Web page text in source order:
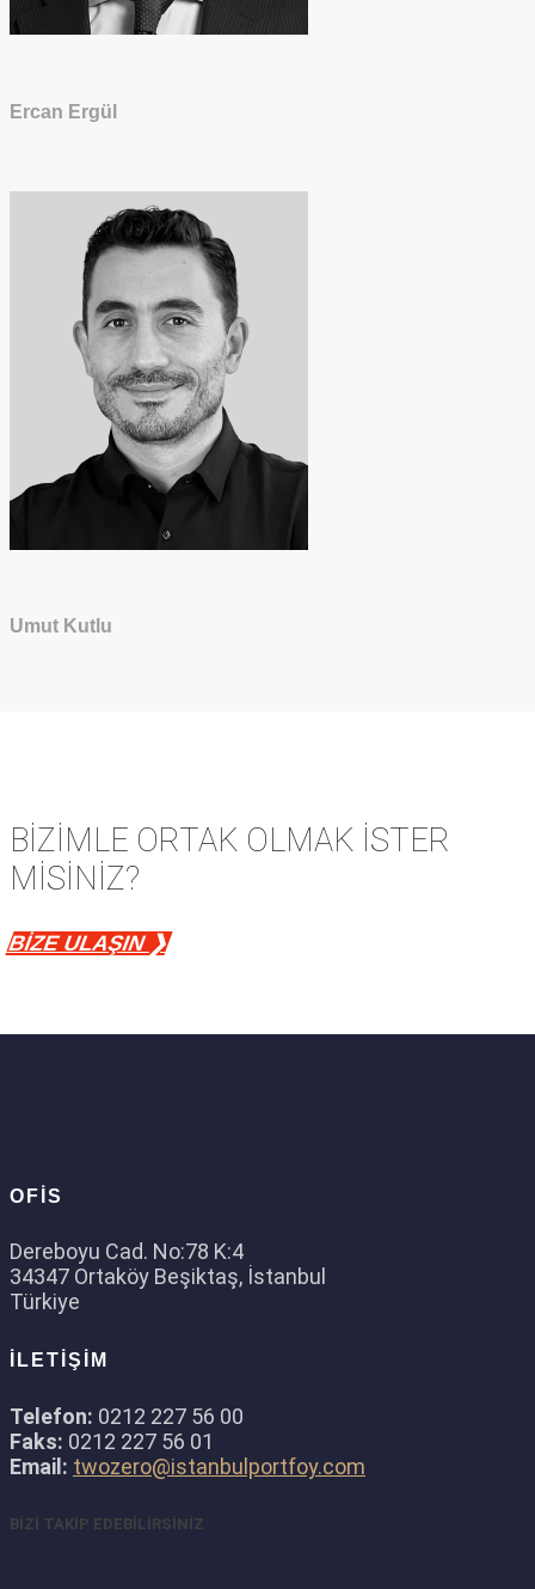
Ercan Ergül
Umut Kutlu
BİZİMLE ORTAK OLMAK İSTER
MİSİNİZ?
BİZE ULAŞIN ❯
OFİS
Dereboyu Cad. No:78 K:4
34347 Ortaköy Beşiktaş, İstanbul
Türkiye
İLETİŞİM
Telefon: 0212 227 56 00
Faks: 0212 227 56 01
Email: twozero@istanbulportfoy.com
BİZİ TAKİP EDEBİLİRSİNİZ